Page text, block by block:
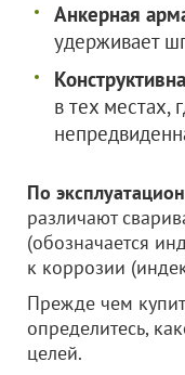
Анкерная
удерживает
в тех местах,
По
различают
(обозначается
к коррозии
Прежде чем
определитесь,
целей.